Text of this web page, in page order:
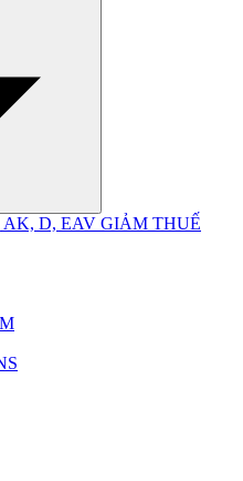
D, EAV GIẢM THUẾ